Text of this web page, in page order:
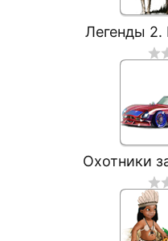
Легенды 2.
Охотники